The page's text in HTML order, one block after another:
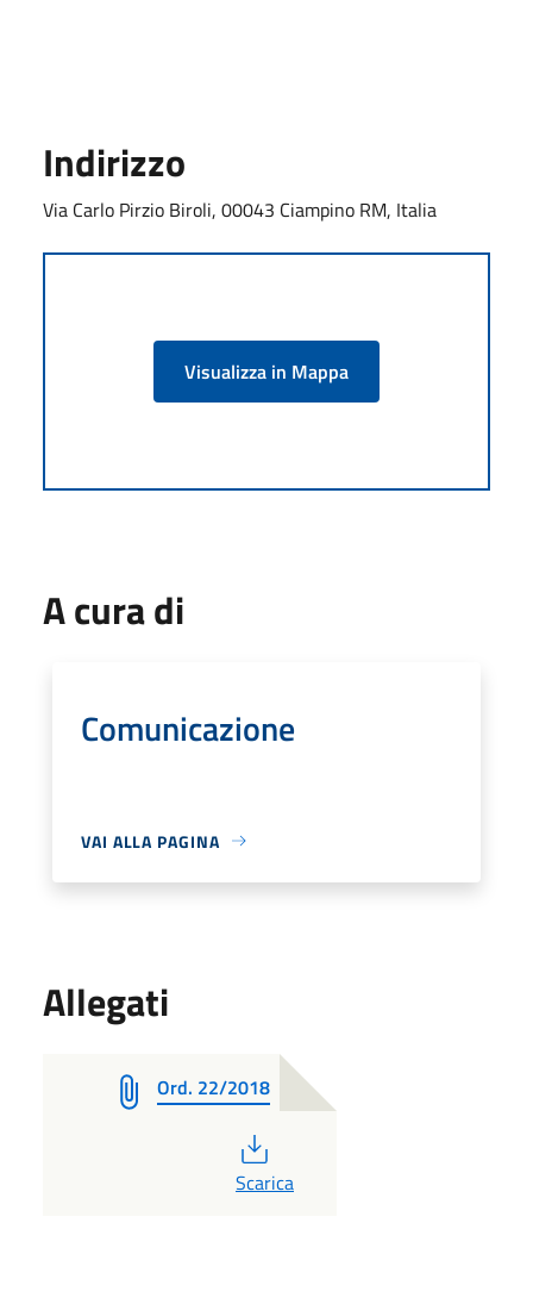
Indirizzo
Via Carlo Pirzio Biroli, 00043 Ciampino RM, Italia
Visualizza in Mappa
A cura di
Comunicazione
VAI ALLA PAGINA
Allegati
Ord. 22/2018
PDF
Scarica